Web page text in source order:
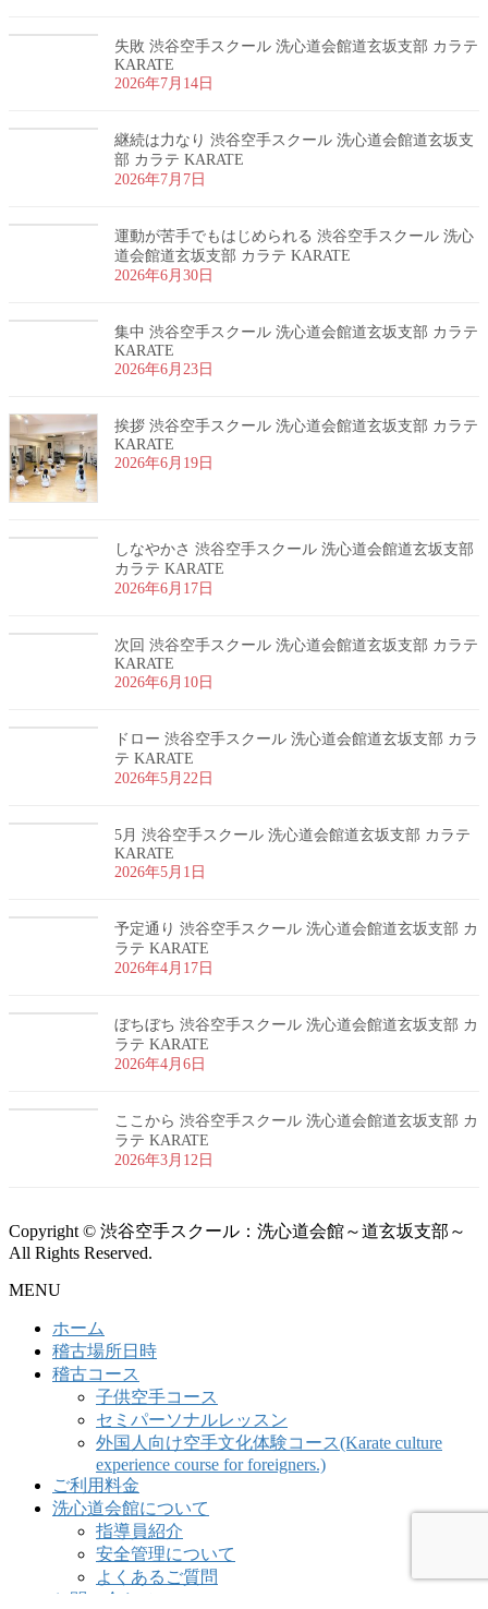
失敗 渋谷空手スクール 洗心道会館道玄坂支部 カラテ
KARATE
2026年7月14日
継続は力なり 渋谷空手スクール 洗心道会館道玄坂支
部 カラテ KARATE
2026年7月7日
運動が苦手でもはじめられる 渋谷空手スクール 洗心
道会館道玄坂支部 カラテ KARATE
2026年6月30日
集中 渋谷空手スクール 洗心道会館道玄坂支部 カラテ
KARATE
2026年6月23日
挨拶 渋谷空手スクール 洗心道会館道玄坂支部 カラテ
KARATE
2026年6月19日
しなやかさ 渋谷空手スクール 洗心道会館道玄坂支部
カラテ KARATE
2026年6月17日
次回 渋谷空手スクール 洗心道会館道玄坂支部 カラテ
KARATE
2026年6月10日
ドロー 渋谷空手スクール 洗心道会館道玄坂支部 カラ
テ KARATE
2026年5月22日
5月 渋谷空手スクール 洗心道会館道玄坂支部 カラテ
KARATE
2026年5月1日
予定通り 渋谷空手スクール 洗心道会館道玄坂支部 カ
ラテ KARATE
2026年4月17日
ぼちぼち 渋谷空手スクール 洗心道会館道玄坂支部 カ
ラテ KARATE
2026年4月6日
ここから 渋谷空手スクール 洗心道会館道玄坂支部 カ
ラテ KARATE
2026年3月12日
Copyright © 渋谷空手スクール：洗心道会館～道玄坂支部～
All Rights Reserved.
MENU
ホーム
稽古場所日時
稽古コース
子供空手コース
セミパーソナルレッスン
外国人向け空手文化体験コース(Karate culture
experience course for foreigners.)
ご利用料金
洗心道会館について
指導員紹介
安全管理について
よくあるご質問
お問い合わせ